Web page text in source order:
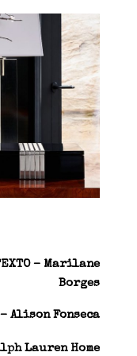
TEXTO – Marilane
Borges
– Alison Fonseca
Lauren Home